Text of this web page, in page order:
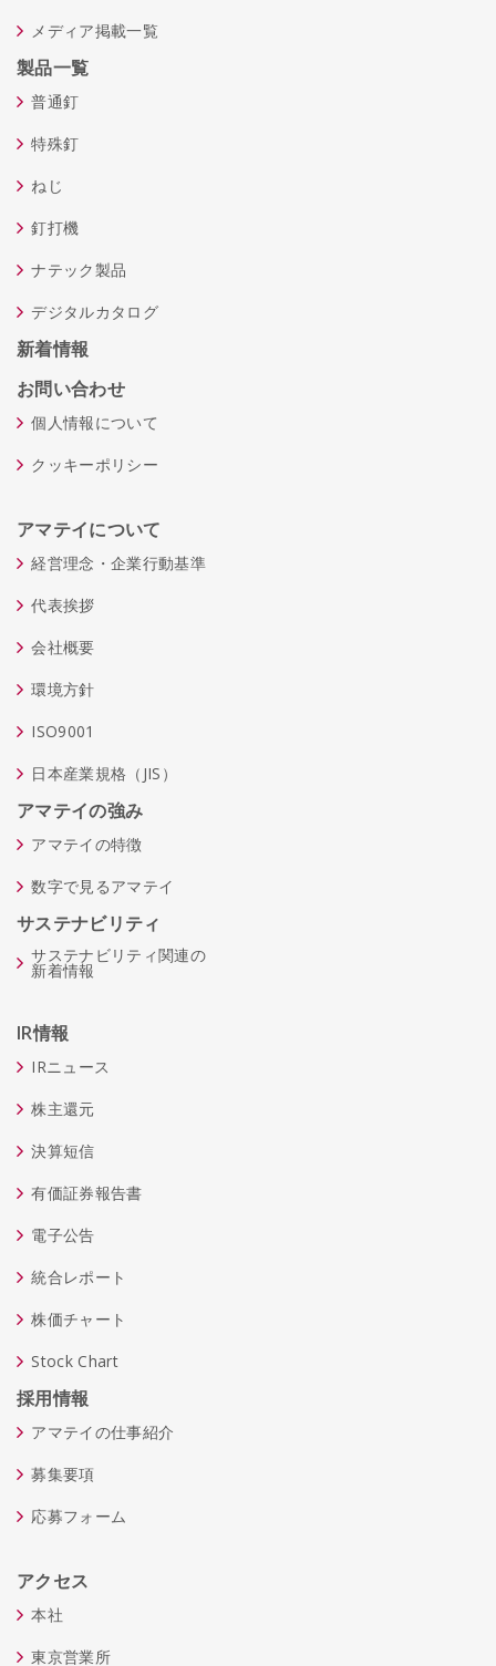
メディア掲載一覧
製品一覧
普通釘
特殊釘
ねじ
釘打機
ナテック製品
デジタルカタログ
新着情報
お問い合わせ
個人情報について
クッキーポリシー
アマテイについて
経営理念・企業行動基準
代表挨拶
会社概要
環境方針
ISO9001
日本産業規格（JIS）
アマテイの強み
アマテイの特徴
数字で見るアマテイ
サステナビリティ
サステナビリティ関連の
新着情報
IR情報
IRニュース
株主還元
決算短信
有価証券報告書
電子公告
統合レポート
株価チャート
Stock Chart
採用情報
アマテイの仕事紹介
募集要項
応募フォーム
アクセス
本社
東京営業所